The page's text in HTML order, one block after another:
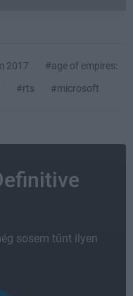
2017
#age of empires:
#rts #microsoft
sosem tűnt ilyen